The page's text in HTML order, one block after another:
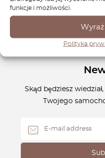
funkcje i możliwości.
Polityka
inne wyjątkowe modele
Skąd będziesz
Twojego